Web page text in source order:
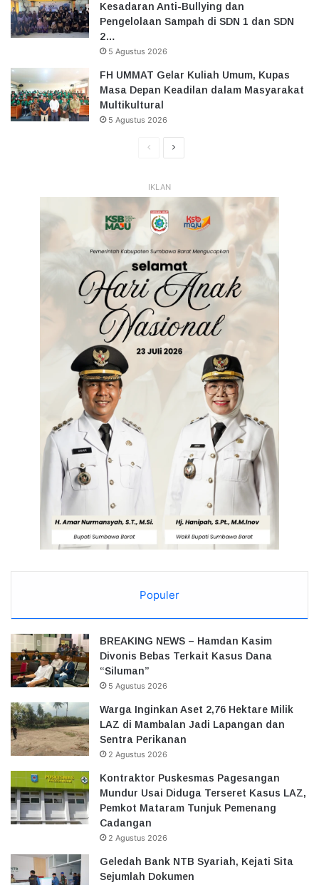
Kesadaran Anti-Bullying dan
Pengelolaan Sampah di SDN 1 dan SDN
2…
5 Agustus 2026
FH UMMAT Gelar Kuliah Umum, Kupas
Masa Depan Keadilan dalam Masyarakat
Multikultural
5 Agustus 2026
HalamanHalaman
IKLAN
Populer
BREAKING NEWS – Hamdan Kasim
Divonis Bebas Terkait Kasus Dana
“Siluman”
5 Agustus 2026
Warga Inginkan Aset 2,76 Hektare Milik
LAZ di Mambalan Jadi Lapangan dan
Sentra Perikanan
2 Agustus 2026
Kontraktor Puskesmas Pagesangan
Mundur Usai Diduga Terseret Kasus LAZ,
Pemkot Mataram Tunjuk Pemenang
Cadangan
2 Agustus 2026
Geledah Bank NTB Syariah, Kejati Sita
Sejumlah Dokumen